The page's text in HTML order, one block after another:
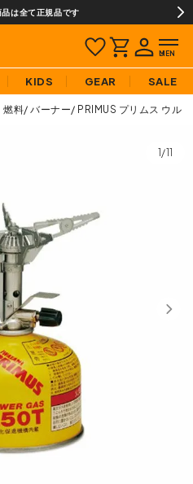
は全て正規品です
KIDS GEAR SALE
燃料 バーナー PRIMUS プリムス ウル
1/11